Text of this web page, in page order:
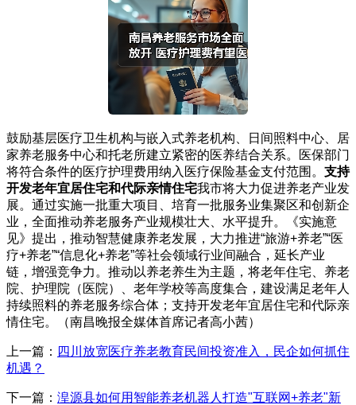
鼓励基层医疗卫生机构与嵌入式养老机构、日间照料中心、居
家养老服务中心和托老所建立紧密的医养结合关系。医保部门
将符合条件的医疗护理费用纳入医疗保险基金支付范围。 支持
开发老年宜居住宅和代际亲情住宅我市将大力促进养老产业发
展。通过实施一批重大项目、培育一批服务业集聚区和创新企
业，全面推动养老服务产业规模壮大、水平提升。《实施意
见》提出，推动智慧健康养老发展，大力推进“旅游+养老”“医
疗+养老”“信息化+养老”等社会领域行业间融合，延长产业
链，增强竞争力。推动以养老养生为主题，将老年住宅、养老
院、护理院（医院）、老年学校等高度集合，建设满足老年人
持续照料的养老服务综合体；支持开发老年宜居住宅和代际亲
情住宅。（南昌晚报全媒体首席记者高小茜）
上一篇： 四川放宽医疗养老教育民间投资准入，民企如何抓住
机遇？
下一篇： 湟源县如何用智能养老机器人打造"互联网+养老"新